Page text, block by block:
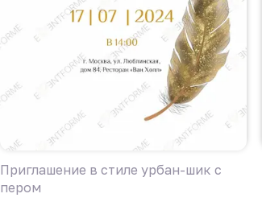
Приглашение в стиле урбан-шик с
пером